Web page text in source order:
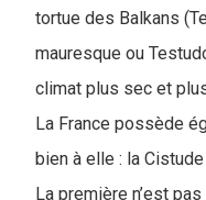
tortue des Balkans
mauresque ou
climat plus sec et
La France possède
bien à elle : la Cistude
La première n’est